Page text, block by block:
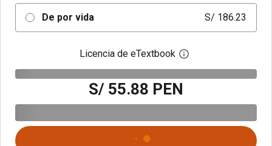
De por vida S/ 186.23
Licencia de eTextbook Abre el cuadro de
S/ 55.88 PEN